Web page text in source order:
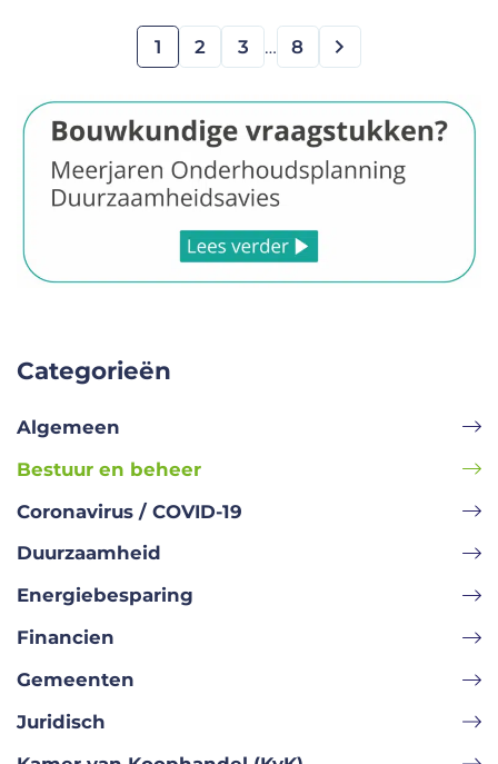
1 2 3 … 8
Categorieën
Algemeen
Bestuur en beheer
Coronavirus / COVID-19
Duurzaamheid
Energiebesparing
Financien
Gemeenten
Juridisch